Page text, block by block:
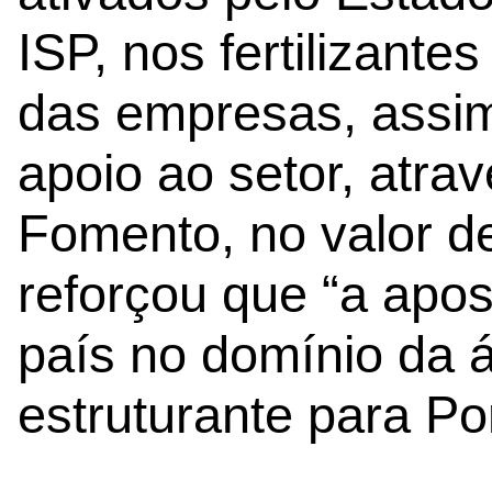
ISP, nos
das empresas,
apoio ao setor,
Fomento, no valor
reforçou que “a
país no domínio da
estruturante para